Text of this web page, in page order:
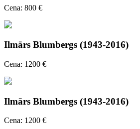
Cena: 800 €
Ilmārs Blumbergs (1943-2016)
Cena: 1200 €
Ilmārs Blumbergs (1943-2016)
Cena: 1200 €